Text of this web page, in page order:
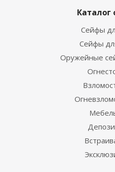
Каталог
Сейфы
Сейфы
Оружейные